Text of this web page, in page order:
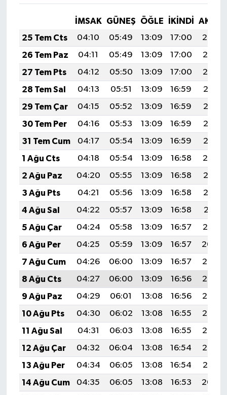
İMSAK GÜNEŞ ÖĞLE İKINDI
25 Tem Cts
04:10 05:49 13:09 17:00
20:20
26 Tem Paz
04:11 05:49 13:09 17:00
20:19
27 Tem Pts
04:12 05:50 13:09 17:00
20:19
28 Tem Sal
04:13 05:51 13:09 16:59
20:18
29 Tem Çar
04:15 05:52 13:09 16:59
20:17
30 Tem Per
04:16 05:53 13:09 16:59
20:16
31 Tem Cum
04:17 05:54 13:09 16:59
20:15
1 Ağu Cts
04:18 05:54 13:09 16:58
20:14
2 Ağu Paz
04:20 05:55 13:09 16:58
20:13
3 Ağu Pts
04:21 05:56 13:09 16:58
20:12
4 Ağu Sal
04:22 05:57 13:09 16:58
20:11
5 Ağu Çar
04:24 05:58 13:09 16:57
20:10
6 Ağu Per
04:25 05:59 13:09 16:57
20:09
7 Ağu Cum
04:26 06:00 13:09 16:57
20:08
8 Ağu Cts
04:27 06:00 13:09 16:56
20:07
9 Ağu Paz
04:29 06:01 13:08 16:56
20:06
10 Ağu Pts
04:30 06:02 13:08 16:55
20:05
11 Ağu Sal
04:31 06:03 13:08 16:55
20:03
12 Ağu Çar
04:32 06:04 13:08 16:54
20:02
13 Ağu Per
04:34 06:05 13:08 16:54
20:01
14 Ağu Cum
04:35 06:05 13:08 16:53
20:00